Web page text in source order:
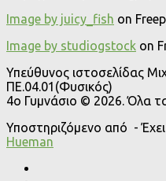
Image by juicy_fish on
Image by studiogstock on
Υπεύθυνος ιστοσελίδας
ΠΕ.04.01(Φυσικός)
4o Γυμνάσιο © 2026. Όλα
Υποστηριζόμενο από -
Ηueman